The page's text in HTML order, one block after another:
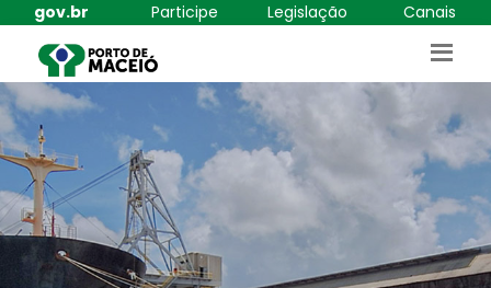
gov.br Participe Legislação Canais